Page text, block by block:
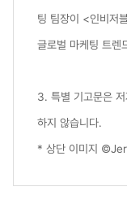
팅 팀장이 <인비저
글로벌 마케팅 트렌
3. 특별 기고문은
하지 않습니다.
* 상단 이미지